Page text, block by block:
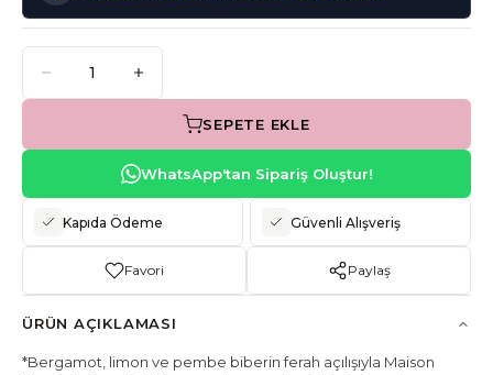
SEPETE EKLE
WhatsApp'tan Sipariş Oluştur!
Kapıda Ödeme Güvenli Alışveriş
Favori Paylaş
ÜRÜN AÇIKLAMASI
*Bergamot, limon ve pembe biberin ferah açılışıyla Maison